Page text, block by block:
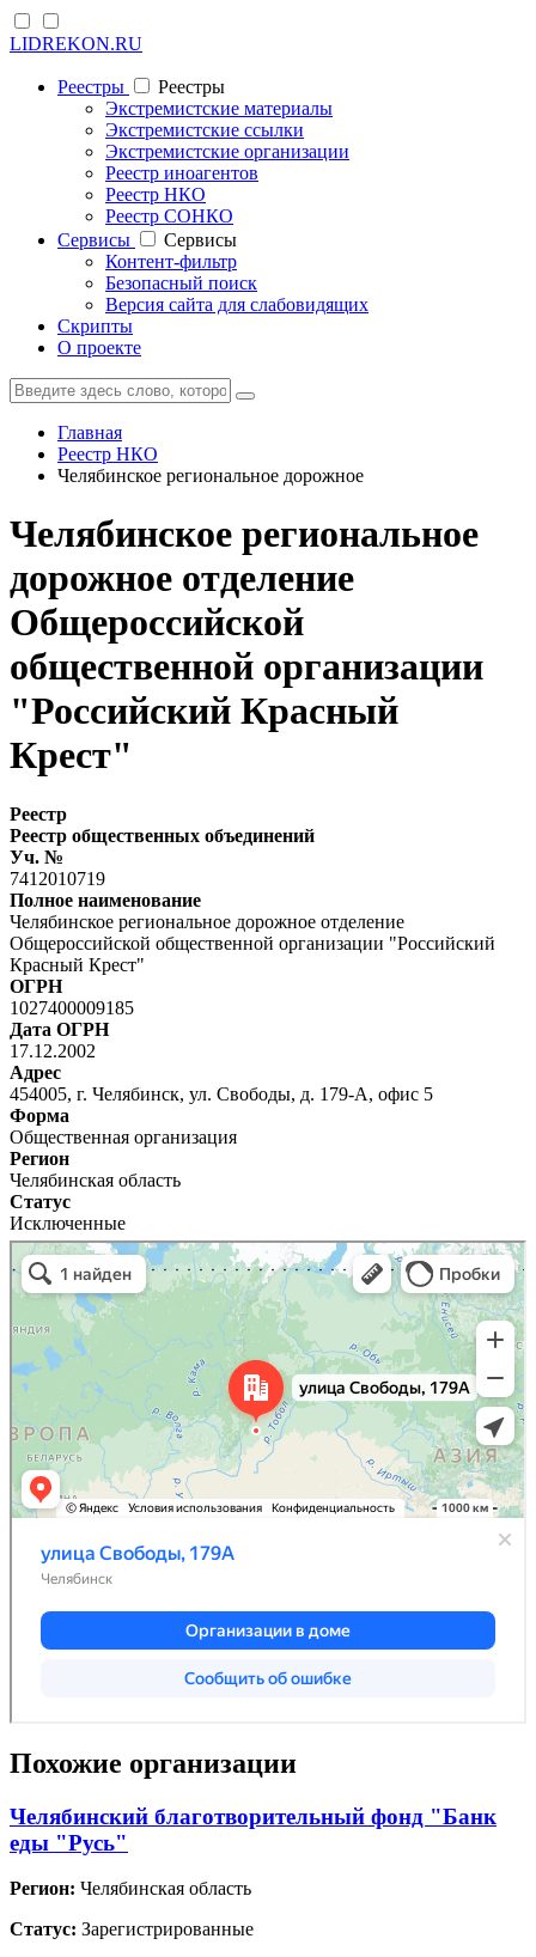
LIDREKON.RU
Реестры
Реестры
Экстремистские материалы
Экстремистские ссылки
Экстремистские организации
Реестр иноагентов
Реестр НКО
Реестр СОНКО
Cервисы
Cервисы
Контент-фильтр
Безопасный поиск
Версия сайта для слабовидящих
Скрипты
О проекте
Главная
Реестр НКО
Челябинское региональное дорожное
Челябинское региональное
дорожное отделение
Общероссийской
общественной организации
"Российский Красный
Крест"
Реестр
Реестр общественных объединений
Уч. №
7412010719
Полное наименование
Челябинское региональное дорожное отделение
Общероссийской общественной организации "Российский
Красный Крест"
ОГРН
1027400009185
Дата ОГРН
17.12.2002
Адрес
454005, г. Челябинск, ул. Свободы, д. 179-А, офис 5
Форма
Общественная организация
Регион
Челябинская область
Статус
Исключенные
Похожие организации
Челябинский благотворительный фонд "Банк
еды "Русь"
Регион: Челябинская область
Статус: Зарегистрированные